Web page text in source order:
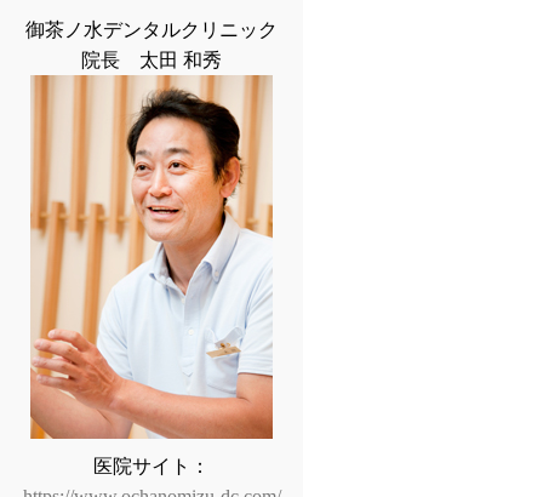
御茶ノ水デンタルクリニック
院長 太田 和秀
医院サイト：